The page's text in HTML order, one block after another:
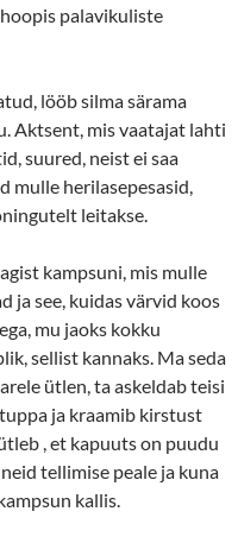
palavikuliste
lööb silma särama
Aktsent, mis vaatajat lahti
suured, neist ei saa
mulle herilasepesasid,
leitakse.
kampsuni, mis mulle
ja see, kuidas värvid koos
mu jaoks kokku
sellist kannaks. Ma seda
ütlen, ta askeldab teisi
ja kraamib kirstust
, et kapuuts on puudu
tellimise peale ja kuna
kallis.